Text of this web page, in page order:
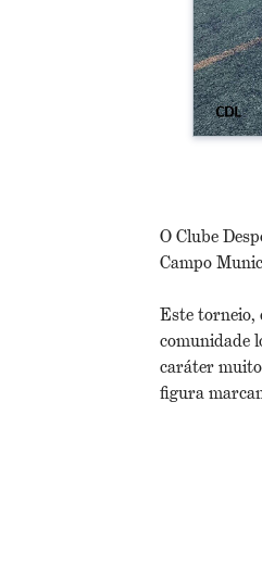
O Clube
Campo
Este torneio,
comunidade
caráter muito
figura